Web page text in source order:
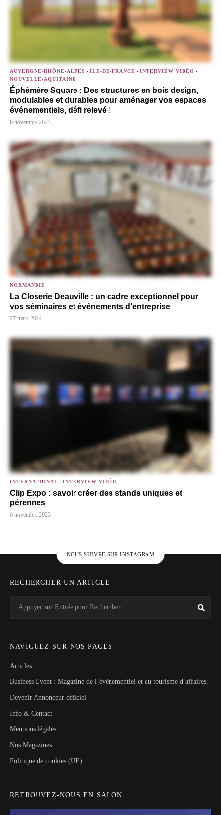
AUVERGNE-RHÔNE-ALPES - ÎLE-DE-FRANCE - INTERVIEW VIDÉO -
NOUVELLE-AQUITAINE
Éphémère Square : Des structures en bois design,
modulables et durables pour aménager vos espaces
événementiels, défi relevé !
6 novembre 2023
NORMANDIE
La Closerie Deauville : un cadre exceptionnel pour
vos séminaires et événements d’entreprise
27 mars 2024
INTERNATIONAL - INTERVIEW VIDÉO
Clip Expo : savoir créer des stands uniques et
pérennes
6 novembre 2023
NOUS SUIVRE SUR INSTAGRAM
RECHERCHER UN ARTICLE
for:
NAVIGUEZ SUR NOS PAGES
Articles
Business Event : Magazine de l’évènementiel et du tourisme d’affaires.
Devenir Annonceur officiel
Info & Contact
Mentions légales
Nos Magazines
Politique de cookies (UE)
RETROUVEZ-NOUS EN SALON